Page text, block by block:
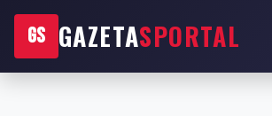
GS GAZETASPORTAL